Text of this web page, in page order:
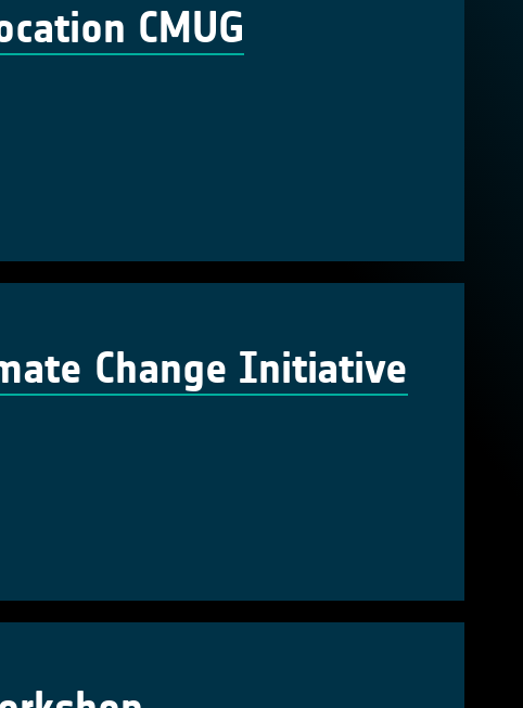
CMUG
Change Initiative